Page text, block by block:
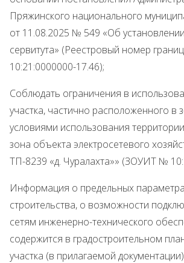
Пряжинского национального
от 11.08.2025 № 549 «Об
сервитута» (Реестровый номер
10:21:0000000-17.46);
Соблюдать ограничения в
участка, частично расположенного в
условиями использования
зона объекта электросетевого
ТП-8239 «д. Чуралахта»» (ЗОУИТ №
Информация о предельных
строительства, о возможности
сетям инженерно-технического
содержится в градостроительном
участка (в прилагаемой